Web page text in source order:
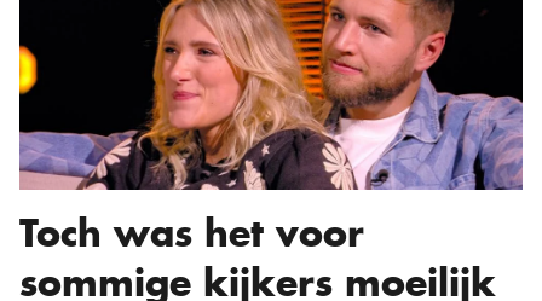
Toch was het voor
sommige kijkers moeilijk